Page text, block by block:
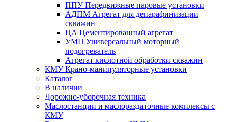
ППУ Передвижные паровые установки
АДПМ Агрегат для депарафинизации
скважин
ЦА Цементированный агрегат
УМП Универсальный моторный
подогреватель
Агрегат кислотной обработки скважин
КМУ Крано-манипуляторные установки
Каталог
В наличии
Дорожно-уборочная техника
Маслостанции и маслораздаточные комплексы с
КМУ